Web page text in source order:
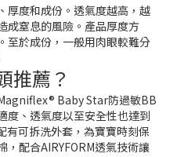
厚度和成份。透氣度越高，越
成窒息的風險。產品厚度方
至於成份，一般用肉眼較難分
推薦？
Baby Star防過敏BB
度、透氣度以至安全性也達到
可拆洗外套，為寶寶時刻保
配合AIRYFORM透氣技術讓